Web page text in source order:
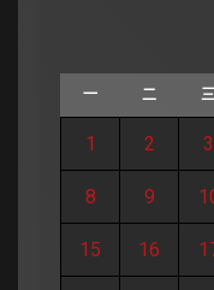
一 二 三
1 2 3
8 9
15 16